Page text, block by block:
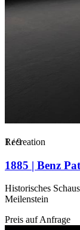
1/9
Recreation
1885 | Benz
Historisches
Meilenstein
Preis auf Anfrage